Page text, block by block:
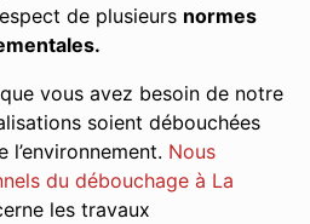
de plusieurs normes
vous avez besoin de notre
soient débouchées
Nous
du débouchage à La
les travaux